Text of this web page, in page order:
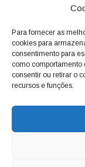
Para fornecer as
cookies para
consentimento para
como comportamento
consentir ou retirar o
recursos e funções.
assumindo o
deixamos de
questionando os
para a cidade e
‘esquecidos’.
(19)